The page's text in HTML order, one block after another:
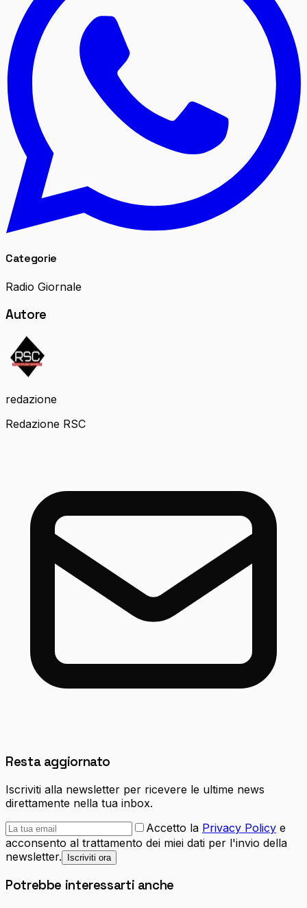
Categorie
Radio Giornale
Autore
redazione
Redazione RSC
Resta aggiornato
Iscriviti alla newsletter per ricevere le ultime news
direttamente nella tua inbox.
Accetto la Privacy Policy e
acconsento al trattamento dei miei dati per l'invio della
newsletter.
Iscriviti ora
Potrebbe interessarti anche